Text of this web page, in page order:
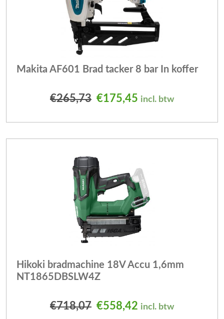
Makita AF601 Brad tacker 8 bar In koffer
€265,73 Oorspronkelijke prijs
€175,45 Huidige prijs is:
incl. btw
Hikoki bradmachine 18V Accu 1,6mm
NT1865DBSLW4Z
€718,07 Oorspronkelijke prijs
€558,42 Huidige prijs is:
incl. btw